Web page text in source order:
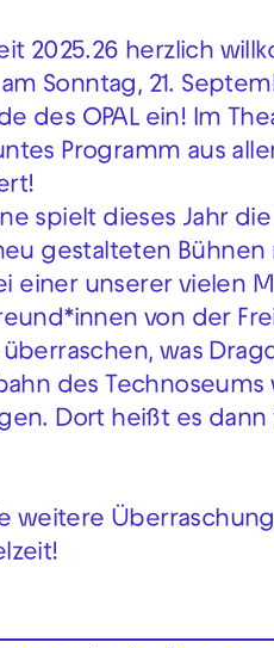
2025.26 herzlich
Sonntag, 21.
des OPAL ein! Im
Programm aus
spielt dieses Jahr die
gestalteten Bühnen
einer unserer vielen
von der
was
des Technoseums
Dort heißt es
weitere